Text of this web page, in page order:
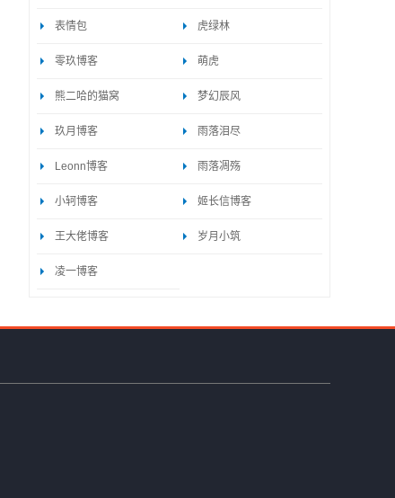
表情包 虎绿林
零玖博客 萌虎
熊二哈的猫窝 梦幻辰风
玖月博客 雨落泪尽
Leonn博客 雨落凋殇
小轲博客 姬长信博客
王大佬博客 岁月小筑
凌一博客